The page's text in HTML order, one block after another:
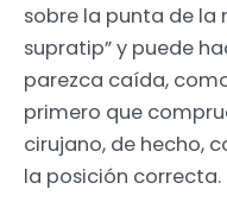
sobre la punta de la
supratip” y puede
parezca caída,
primero que
cirujano, de hecho,
la posición correcta.